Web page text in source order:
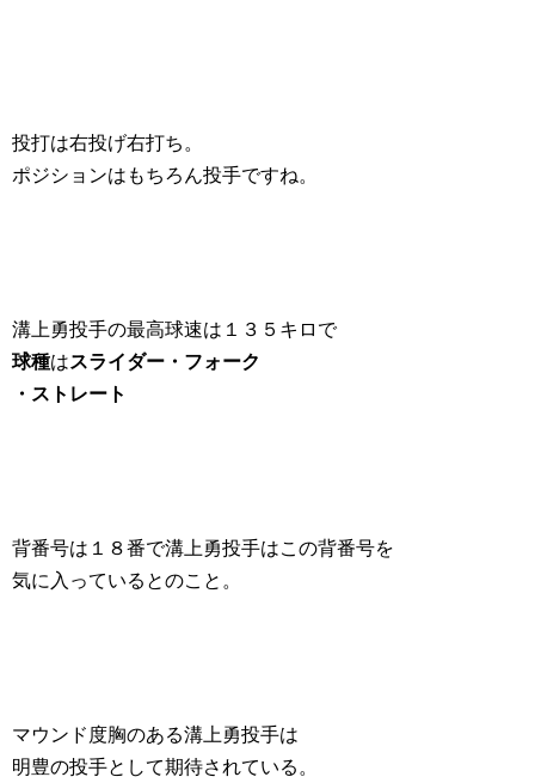
投打は右投げ右打ち。
ポジションはもちろん投手ですね。
溝上勇投手の最高球速は１３５キロで
球種はスライダー・フォーク
・ストレート
背番号は１８番で溝上勇投手はこの背番号を
気に入っているとのこと。
マウンド度胸のある溝上勇投手は
明豊の投手として期待されている。